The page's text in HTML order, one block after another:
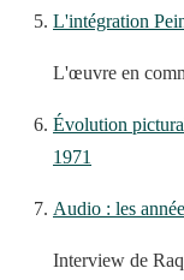
L'intégration
L'œuvre en
Évolution
1971
Audio : les
Interview de